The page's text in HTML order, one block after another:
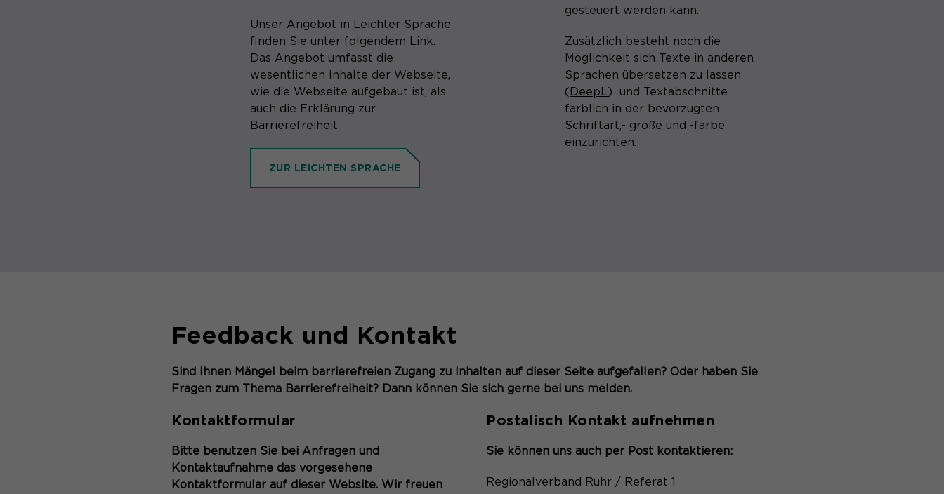
Unser Angebot in Leichter Sprache
finden Sie unter folgendem Link.
Das Angebot umfasst die
wesentlichen Inhalte der Webseite,
wie die Webseite aufgebaut ist, als
auch die Erklärung zur
Barrierefreiheit
ZUR LEICHTEN SPRACHE
gesteuert werden kann.
Zusätzlich besteht noch die
Möglichkeit sich Texte in anderen
Sprachen übersetzen zu lassen
( DeepL) und Textabschnitte
farblich in der bevorzugten
Schriftart,- größe und -farbe
einzurichten.
Feedback und Kontakt
Sind Ihnen Mängel beim barrierefreien Zugang zu Inhalten auf dieser Seite aufgefallen? Oder haben Sie
Fragen zum Thema Barrierefreiheit? Dann können Sie sich gerne bei uns melden.
Kontaktformular
Bitte benutzen Sie bei Anfragen und
Kontaktaufnahme das vorgesehene
Kontaktformular auf dieser Website. Wir freuen
Postalisch Kontakt aufnehmen
Sie können uns auch per Post kontaktieren:
Regionalverband Ruhr / Referat 1